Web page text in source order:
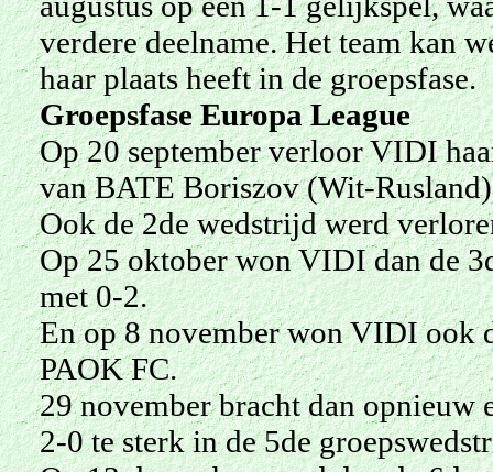
verdere deelname. Het team kan
haar plaats heeft in de groepsfase.
Groepsfase Europa League
Op 20 september verloor VIDI
van BATE Boriszov (Wit-
Ook de 2de wedstrijd werd
Op 25 oktober won VIDI dan de
met 0-2.
En op 8 november won VIDI ook
PAOK FC.
29 november bracht dan opnieuw
2-0 te sterk in de 5de